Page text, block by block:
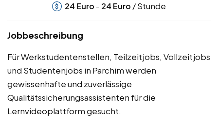
24 Euro - 24 Euro / Stunde
Jobbeschreibung
Für Werkstudentenstellen, Teilzeitjobs, Vollzeitjobs
und Studentenjobs in Parchim werden
gewissenhafte und zuverlässige
Qualitätssicherungsassistenten für die
Lernvideoplattform gesucht.